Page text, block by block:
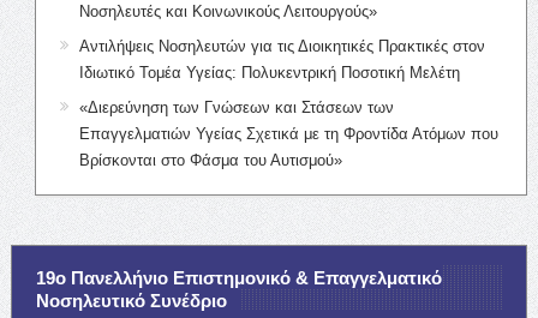
Νοσηλευτές και Κοινωνικούς Λειτουργούς»
Αντιλήψεις Νοσηλευτών για τις Διοικητικές Πρακτικές στον
Ιδιωτικό Τομέα Υγείας: Πολυκεντρική Ποσοτική Μελέτη
«Διερεύνηση των Γνώσεων και Στάσεων των
Επαγγελματιών Υγείας Σχετικά με τη Φροντίδα Ατόμων που
Βρίσκονται στο Φάσμα του Αυτισμού»
19ο Πανελλήνιο Επιστημονικό & Επαγγελματικό
Νοσηλευτικό Συνέδριο